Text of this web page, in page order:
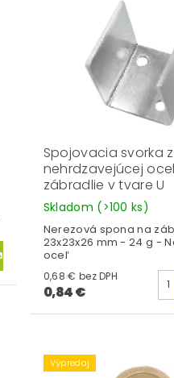
Spojovacia svorka z
nehrdzavejúcej
zábradlie v tvare U
Skladom (>100 ks)
Nerezová spona na
23x23x26 mm - 24 g -
oceľ
0,68 € bez DPH
0,84 €
Výpredaj